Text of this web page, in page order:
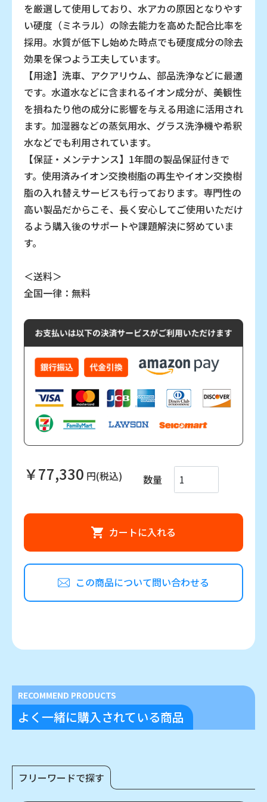
を厳選して使用しており、水アカの原因となりやす
い硬度（ミネラル）の除去能力を高めた配合比率を
採用。水質が低下し始めた時点でも硬度成分の除去
効果を保つよう工夫しています。
【用途】洗車、アクアリウム、部品洗浄などに最適
です。水道水などに含まれるイオン成分が、美観性
を損ねたり他の成分に影響を与える用途に活用され
ます。加湿器などの蒸気用水、グラス洗浄機や希釈
水などでも利用されています。
【保証・メンテナンス】1年間の製品保証付きで
す。使用済みイオン交換樹脂の再生やイオン交換樹
脂の入れ替えサービスも行っております。専門性の
高い製品だからこそ、長く安心してご使用いただけ
るよう購入後のサポートや課題解決に努めていま
す。
＜送料＞
全国一律：無料
￥77,330 円(税込) 数量
カートに入れる
この商品について問い合わせる
よく一緒に購入されている商品
RECOMMEND PRODUCTS
フリーワードで探す